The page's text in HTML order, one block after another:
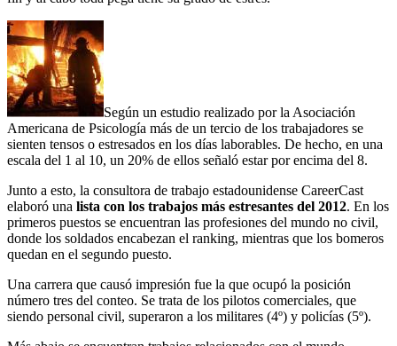
Según un estudio realizado por la Asociación
Americana de Psicología más de un tercio de los trabajadores se
sienten tensos o estresados en los días laborables. De hecho, en una
escala del 1 al 10, un 20% de ellos señaló estar por encima del 8.
Junto a esto, la consultora de trabajo estadounidense CareerCast
elaboró una lista con los trabajos más estresantes del 2012. En los
primeros puestos se encuentran las profesiones del mundo no civil,
donde los soldados encabezan el ranking, mientras que los bomeros
quedan en el segundo puesto.
Una carrera que causó impresión fue la que ocupó la posición
número tres del conteo. Se trata de los pilotos comerciales, que
siendo personal civil, superaron a los militares (4º) y policías (5º).